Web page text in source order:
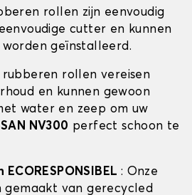
rollen zijn eenvoudig
cutter en kunnen
geïnstalleerd.
rubberen rollen vereisen
en kunnen gewoon
water en zeep om uw
NV300 perfect schoon te
: Onze
gemaakt van gerecycled